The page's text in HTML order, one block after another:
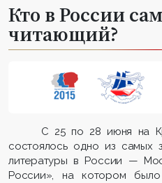
Кто в России
читающий?
С 25 по 28 июня на
состоялось одно из самых
литературы в России —
России», на котором